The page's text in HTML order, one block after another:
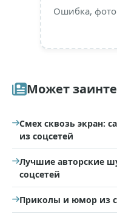
Ошибка,
Может
Смех сквозь экран:
из соцсетей
Лучшие авторские
соцсетей
Приколы и юмор из